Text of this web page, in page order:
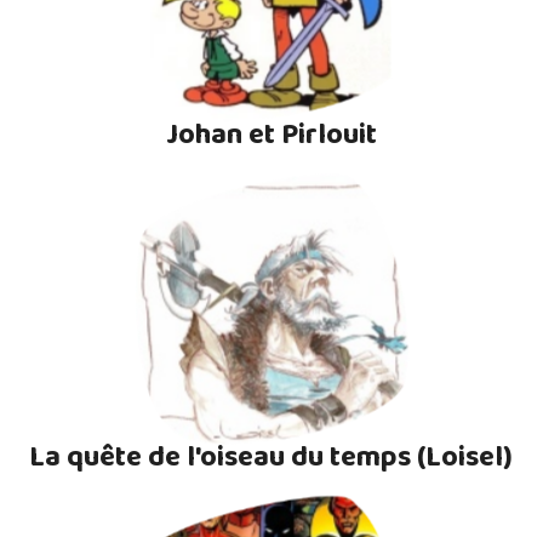
Johan et Pirlouit
La quête de l'oiseau du temps (Loisel)